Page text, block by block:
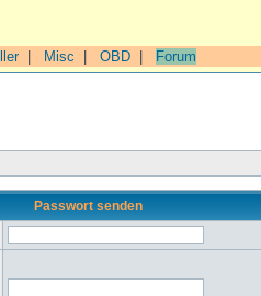
| Misc OBD Forum
Passwort senden